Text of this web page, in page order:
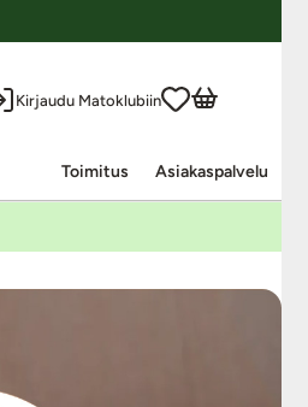
Kirjaudu Matoklubiin
Toimitus Asiakaspalvelu